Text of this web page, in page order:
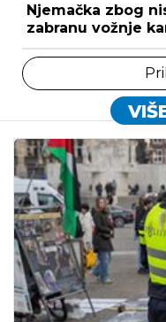
Njemačka zbog
zabranu vožnje